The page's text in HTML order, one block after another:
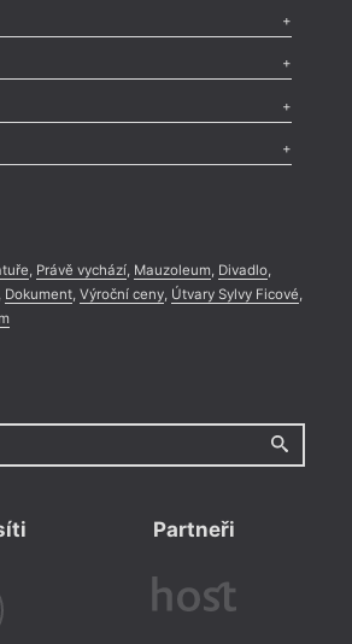
Sloupek,Pozvánka,Literární soutěž,
,Celá rubrika
, Právě vychází, Mauzoleum, Divadlo,
, Dokument, Výroční ceny, Útvary Sylvy Ficové,
Partneři